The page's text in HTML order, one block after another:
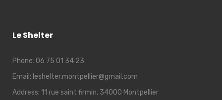
Le Shelter
Phone: 06 75 01 34 23
Email: leshelter.montpellier@gmail.com
Address: 11 rue saint firmin, 34000 Montpellier